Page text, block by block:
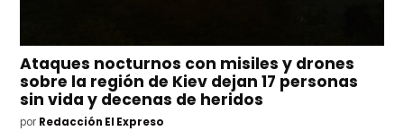
Ataques nocturnos con misiles y drones
sobre la región de Kiev dejan 17 personas
sin vida y decenas de heridos
por Redacción El Expreso